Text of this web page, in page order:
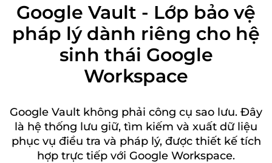
Google Vault - Lớp bảo vệ
pháp lý dành riêng cho hệ
sinh thái Google
Workspace
Google Vault không phải công cụ sao lưu. Đây
là hệ thống lưu giữ, tìm kiếm và xuất dữ liệu
phục vụ điều tra và pháp lý, được thiết kế tích
hợp trực tiếp với Google Workspace.